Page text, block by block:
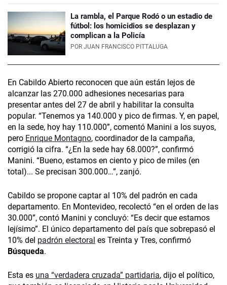
La rambla, el Parque Rodó o un estadio de
fútbol: los homicidios se desplazan y
complican a la Policía
POR JUAN FRANCISCO PITTALUGA
En Cabildo Abierto reconocen que aún están lejos de
alcanzar las 270.000 adhesiones necesarias para
presentar antes del 27 de abril y habilitar la consulta
popular. “Tenemos ya 140.000 y pico de firmas. Y, en papel,
en la sede, hoy hay 110.000”, comentó Manini a los suyos,
pero Enrique Montagno, coordinador de la campaña,
corrigió la cifra. “¿En la sede hay 68.000?”, confirmó
Manini. “Bueno, estamos en ciento y pico de miles (en
total)... Se precisan 300.000…”, zanjó.
Cabildo se propone captar al 10% del padrón en cada
departamento. En Montevideo, recolectó “en el orden de las
30.000”, contó Manini y concluyó: “Es decir que estamos
lejísimo”. El único departamento del país que sobrepasó el
10% del padrón electoral es Treinta y Tres, confirmó
Búsqueda.
Esta es una “verdadera cruzada” partidaria, dijo el político,